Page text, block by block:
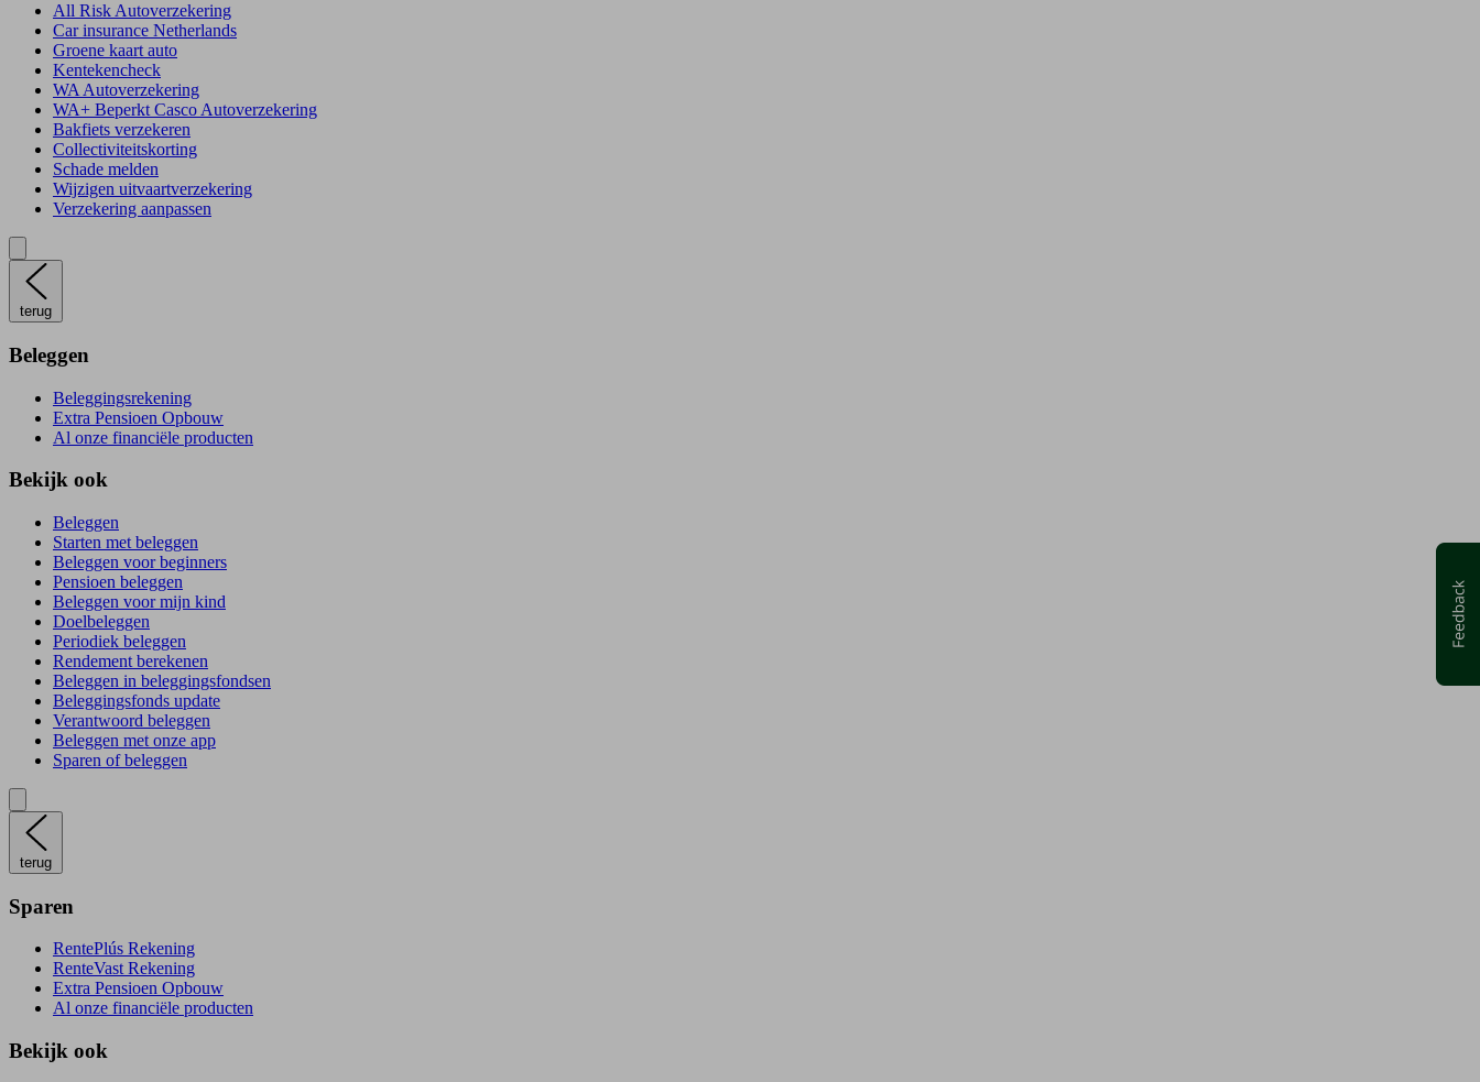
All Risk Autoverzekering
Car insurance Netherlands
Groene kaart auto
Kentekencheck
WA Autoverzekering
WA+ Beperkt Casco Autoverzekering
Bakfiets verzekeren
Collectiviteitskorting
Schade melden
Wijzigen uitvaartverzekering
Verzekering aanpassen
terug
Beleggen
Beleggingsrekening
Extra Pensioen Opbouw
Al onze financiële producten
Bekijk ook
Beleggen
Starten met beleggen
Beleggen voor beginners
Pensioen beleggen
Beleggen voor mijn kind
Doelbeleggen
Periodiek beleggen
Rendement berekenen
Beleggen in beleggingsfondsen
Beleggingsfonds update
Verantwoord beleggen
Beleggen met onze app
Sparen of beleggen
terug
Sparen
RentePlús Rekening
RenteVast Rekening
Extra Pensioen Opbouw
Al onze financiële producten
Bekijk ook